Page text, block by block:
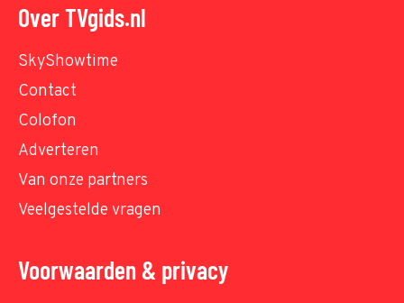
Over TVgids.nl
SkyShowtime
Contact
Colofon
Adverteren
Van onze partners
Veelgestelde vragen
Voorwaarden & privacy